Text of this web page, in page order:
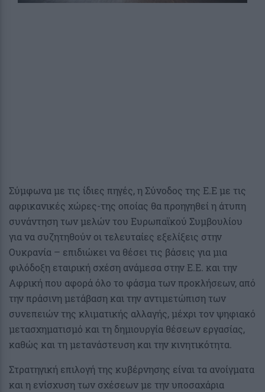
Σύμφωνα με τις ίδιες πηγές, η Σύνοδος της Ε.Ε με τις
αφρικανικές χώρες-της οποίας θα προηγηθεί η άτυπη
συνάντηση των μελών του Ευρωπαϊκού Συμβουλίου
για να συζητηθούν οι τελευταίες εξελίξεις στην
Ουκρανία – επιδιώκει να θέσει τις βάσεις για μια
φιλόδοξη εταιρική σχέση ανάμεσα στην Ε.Ε. και την
Αφρική που αφορά όλο το φάσμα των προκλήσεων, από
την πράσινη μετάβαση και την αντιμετώπιση των
συνεπειών της κλιματικής αλλαγής, μέχρι τον ψηφιακό
μετασχηματισμό και τη δημιουργία θέσεων εργασίας,
καθώς και τη μετανάστευση και την κινητικότητα.
Στρατηγική επιλογή της κυβέρνησης είναι τα ανοίγματα
και η ενίσχυση των σχέσεων με την υποσαχάρια